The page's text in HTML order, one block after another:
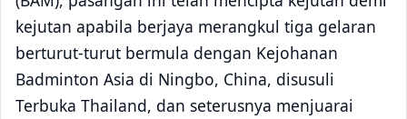
kejutan apabila berjaya merangkul tiga gelaran
berturut-turut bermula dengan Kejohanan
Badminton Asia di Ningbo, China, disusuli
Terbuka Thailand, dan seterusnya menjuarai